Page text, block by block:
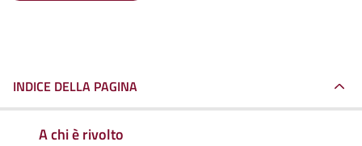
INDICE DELLA PAGINA
A chi è rivolto